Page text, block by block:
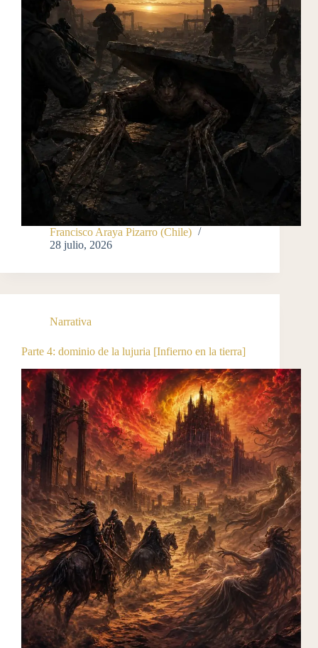
Francisco Araya Pizarro (Chile)
28 julio, 2026
Narrativa
Parte 4: dominio de la lujuria [Infierno en la tierra]